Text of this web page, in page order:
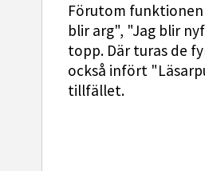
Förutom
blir arg", "Jag blir
topp. Där turas de
också infört
tillfället.